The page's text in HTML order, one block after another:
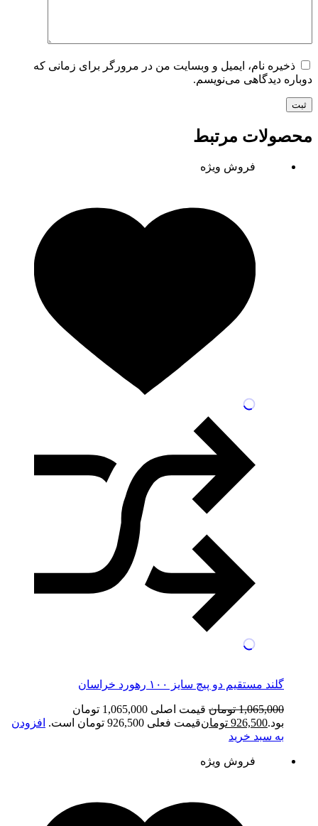
ذخیره نام، ایمیل و وبسایت من در مرورگر برای زمانی که
دوباره دیدگاهی می‌نویسم.
ثبت
محصولات مرتبط
فروش ویژه
گلند مستقیم دو پیچ سایز ۱۰۰ رهورد خراسان
1,065,000 تومان
قیمت اصلی 1,065,000 تومان
بود.926,500 تومانقیمت فعلی 926,500 تومان است.
افزودن
به سبد خرید
فروش ویژه